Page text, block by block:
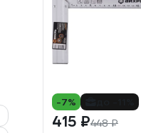
-7%
415 ₽448 ₽